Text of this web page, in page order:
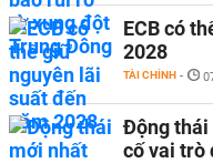
ECB có
2028
TÀI CHÍNH -
Động thái
cố vai trò